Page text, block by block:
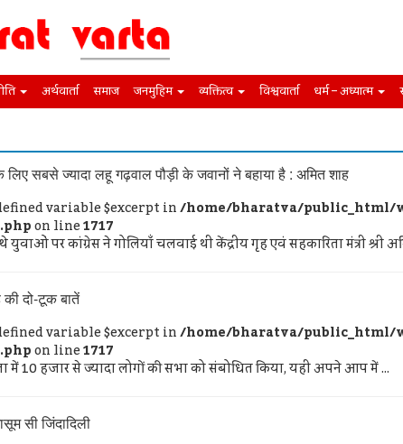
अर्थवार्ता समाज जनमुहिम व्यक्तित्व विश्ववार्ता धर्म – अध्यात्म
सबसे ज्यादा लहू गढ़वाल पौड़ी के जवानों ने बहाया है : अमित शाह
variable $excerpt in/home/bharatva/public_html/
on line1717
युवाओं पर कांग्रेस ने गोलियाँ चलवाई थी केंद्रीय गृह एवं सहकारिता मंत्री श्री
की दो-टूक बातें
variable $excerpt in/home/bharatva/public_html/
on line1717
में 10 हजार से ज्यादा लोगों की सभा को संबोधित किया, यही अपने आप में ...
सी जिंदादिली